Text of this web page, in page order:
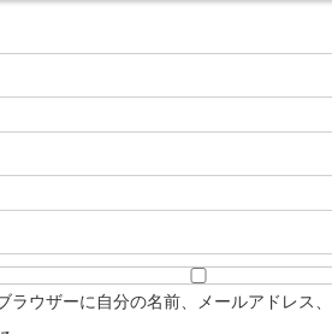
ラウザーに自分の名前、メールアドレス、